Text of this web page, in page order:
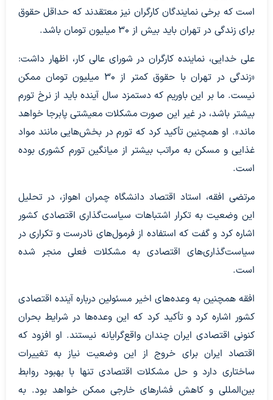
است که برخی نمایندگان کارگران نیز معتقدند که حداقل حقوق
برای زندگی در تهران باید بیش از ۳۰ میلیون تومان باشد.
علی خدایی، نماینده کارگران در شورای عالی کار، اظهار داشت:
«زندگی در تهران با حقوق کمتر از ۳۰ میلیون تومان ممکن
نیست. ما بر این باوریم که دستمزد سال آینده باید از نرخ تورم
بیشتر باشد، در غیر این صورت مشکلات معیشتی پابرجا خواهد
ماند». او همچنین تأکید کرد که تورم در بخش‌هایی مانند مواد
غذایی و مسکن به مراتب بیشتر از میانگین تورم کشوری بوده
است.
مرتضی افقه، استاد اقتصاد دانشگاه چمران اهواز، در تحلیل
این وضعیت به تکرار اشتباهات سیاست‌گذاری اقتصادی کشور
اشاره کرد و گفت که استفاده از فرمول‌های نادرست و تکراری در
سیاست‌گذاری‌های اقتصادی به مشکلات فعلی منجر شده
است.
افقه همچنین به وعده‌های اخیر مسئولین درباره آینده اقتصادی
کشور اشاره کرد و تأکید کرد که این وعده‌ها در شرایط بحران
کنونی اقتصادی ایران چندان واقع‌گرایانه نیستند. او افزود که
اقتصاد ایران برای خروج از این وضعیت نیاز به تغییرات
ساختاری دارد و حل مشکلات اقتصادی تنها با بهبود روابط
بین‌المللی و کاهش فشارهای خارجی ممکن خواهد بود. به